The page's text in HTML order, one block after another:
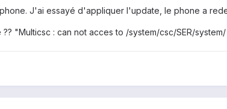
J'ai essayé d'appliquer l'update, le phone a
"Multicsc : can not acces to /system/csc/SER/